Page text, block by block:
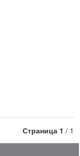
Страница 1 / 1